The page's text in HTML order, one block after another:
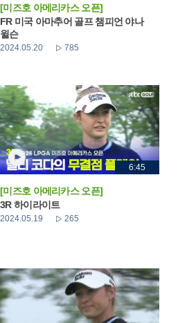
[미즈호 아메리카스 오픈]
FR 미국 아마추어 골프 챔피언 야나
윌슨
2024.05.20 785
6:45
[미즈호 아메리카스 오픈]
3R 하이라이트
2024.05.19 265